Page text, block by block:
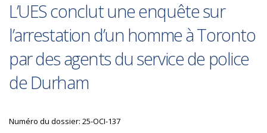
L’UES conclut une enquête sur
l’arrestation d’un homme à Toronto
par des agents du service de police
de Durham
Numéro du dossier: 25-OCI-137